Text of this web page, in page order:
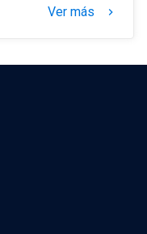
Ver más keyboard_arrow_right